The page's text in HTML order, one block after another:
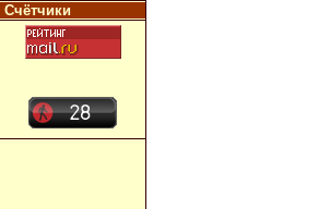
Счётчики